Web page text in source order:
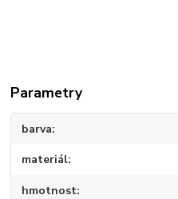
Parametry
barva
materiál
hmotnost